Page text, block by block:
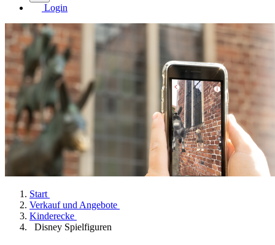
Login
Start
Verkauf und Angebote
Kinderecke
Disney Spielfiguren